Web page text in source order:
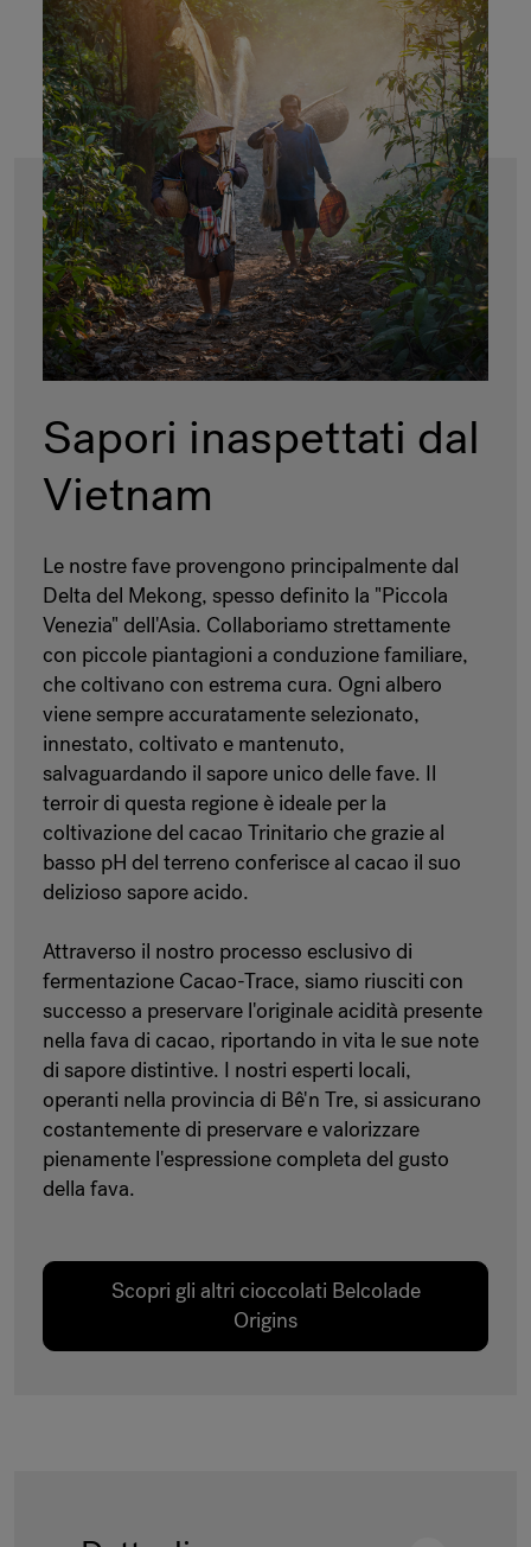
Sapori inaspettati dal
Vietnam
Le nostre fave provengono principalmente dal
Delta del Mekong, spesso definito la "Piccola
Venezia" dell'Asia. Collaboriamo strettamente
con piccole piantagioni a conduzione familiare,
che coltivano con estrema cura. Ogni albero
viene sempre accuratamente selezionato,
innestato, coltivato e mantenuto,
salvaguardando il sapore unico delle fave. Il
terroir di questa regione è ideale per la
coltivazione del cacao Trinitario che grazie al
basso pH del terreno conferisce al cacao il suo
delizioso sapore acido.
Attraverso il nostro processo esclusivo di
fermentazione Cacao-Trace, siamo riusciti con
successo a preservare l'originale acidità presente
nella fava di cacao, riportando in vita le sue note
di sapore distintive. I nostri esperti locali,
operanti nella provincia di Bê'n Tre, si assicurano
costantemente di preservare e valorizzare
pienamente l'espressione completa del gusto
della fava.
Scopri gli altri cioccolati Belcolade
Origins